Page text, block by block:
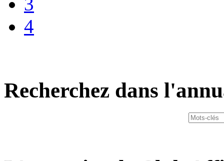
4
Recherchez dans